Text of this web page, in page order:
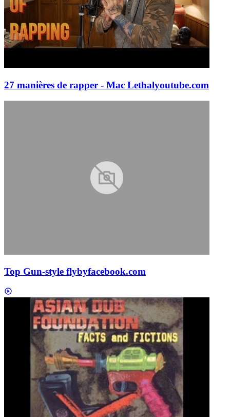
27 manières de rapper - Mac Lethalyoutube.com
Top Gun-style flybyfacebook.com